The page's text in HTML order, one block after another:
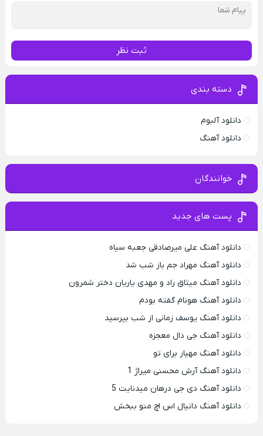
ثبت نظر
دسته بندی
دانلود آلبوم
دانلود آهنگ
خوانندگان
پست های جدید
دانلود آهنگ علی میرصادقی جعبه سیاه
دانلود آهنگ مهراد جم باز شب شد
دانلود آهنگ میثاق راد و مهدی یاریان دختر شمرون
دانلود آهنگ هونام گفته بودم
دانلود آهنگ یوسف زمانی از شب بپرسید
دانلود آهنگ جی دال معجزه
دانلود آهنگ مهیار برای تو
دانلود آهنگ آرش محسنی میراژ 1
دانلود آهنگ دی جی درهان میدنایت 5
دانلود آهنگ دانیال اس اچ منو ببخش